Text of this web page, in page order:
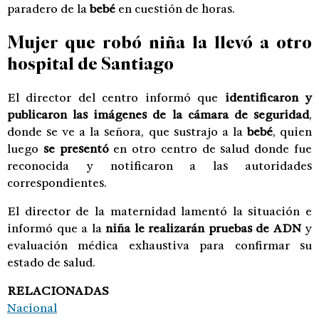
paradero de labebé en cuestión de horas.
Mujer que robó niña la llevó a otro
hospital de Santiago
El director del centro informó que identificaron y
publicaron las imágenes de la cámara de seguridad,
donde se ve a la señora, que sustrajo a la bebé, quien
luego se presentóen otro centro de salud donde fue
reconocida y notificaron a las autoridades
correspondientes.
El director de la maternidad lamentó la situación e
informó que a la niña le realizarán pruebas de ADNy
evaluación médica exhaustiva para confirmar su
estado de salud.
RELACIONADAS
Nacional